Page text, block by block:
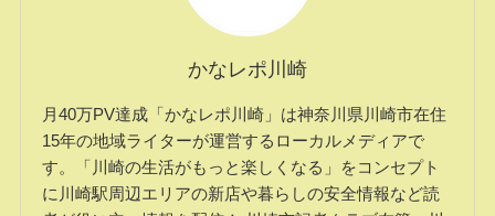
かなレポ川崎
月40万PV達成「かなレポ川崎」は神奈川県川崎市在住
15年の地域ライターが運営するローカルメディアで
す。「川崎の生活がもっと楽しくなる」をコンセプト
に川崎駅周辺エリアの新店や暮らしの安全情報など読